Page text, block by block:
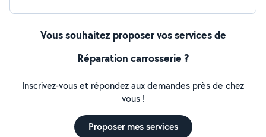
Vous souhaitez proposer vos services de
Réparation carrosserie ?
Inscrivez-vous et répondez aux demandes près de chez
vous !
Proposer mes services